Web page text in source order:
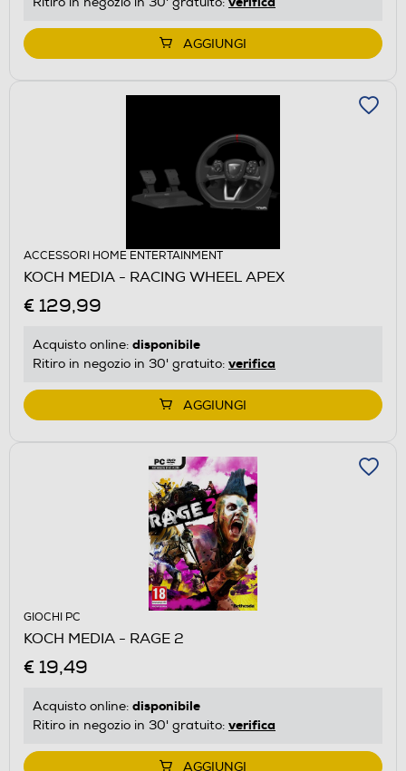
AGGIUNGI
ACCESSORI HOME ENTERTAINMENT
KOCH MEDIA - RACING WHEEL APEX
€ 129,99
Acquisto online: disponibile
Ritiro in negozio in 30' gratuito: verifica
AGGIUNGI
GIOCHI PC
KOCH MEDIA - RAGE 2
€ 19,49
Acquisto online: disponibile
Ritiro in negozio in 30' gratuito: verifica
AGGIUNGI